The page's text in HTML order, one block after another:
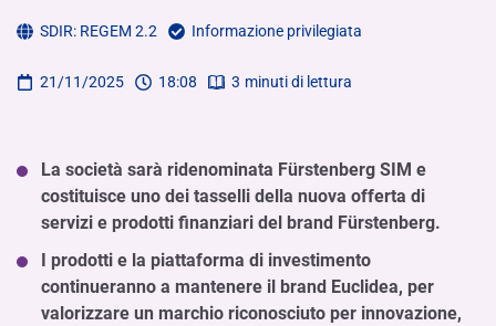
SDIR: REGEM 2.2 Informazione privilegiata
21/11/2025 18:08 3 minuti di lettura
La società sarà ridenominata Fürstenberg SIM e
costituisce uno dei tasselli della nuova offerta di
servizi e prodotti finanziari del brand Fürstenberg.
I prodotti e la piattaforma di investimento
continueranno a mantenere il brand Euclidea, per
valorizzare un marchio riconosciuto per innovazione,